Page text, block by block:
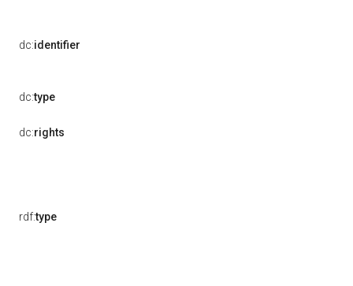
dc:identifier
dc:type
dc:rights
rdf:type